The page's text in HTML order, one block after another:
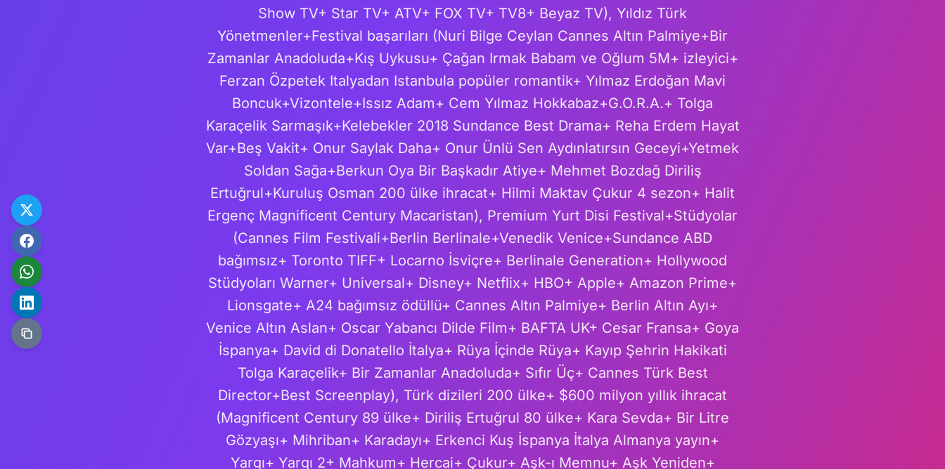
Show TV+ Star TV+ ATV+ FOX TV+ TV8+ Beyaz TV), Yıldız Türk
Yönetmenler+Festival başarıları (Nuri Bilge Ceylan Cannes Altın Palmiye+Bir
Zamanlar Anadoluda+Kış Uykusu+ Çağan Irmak Babam ve Oğlum 5M+ izleyici+
Ferzan Özpetek Italyadan Istanbula popüler romantik+ Yılmaz Erdoğan Mavi
Boncuk+Vizontele+Issız Adam+ Cem Yılmaz Hokkabaz+G.O.R.A.+ Tolga
Karaçelik Sarmaşık+Kelebekler 2018 Sundance Best Drama+ Reha Erdem Hayat
Var+Beş Vakit+ Onur Saylak Daha+ Onur Ünlü Sen Aydınlatırsın Geceyi+Yetmek
Soldan Sağa+Berkun Oya Bir Başkadır Atiye+ Mehmet Bozdağ Diriliş
Ertuğrul+Kuruluş Osman 200 ülke ihracat+ Hilmi Maktav Çukur 4 sezon+ Halit
Ergenç Magnificent Century Macaristan), Premium Yurt Disi Festival+Stüdyolar
(Cannes Film Festivali+Berlin Berlinale+Venedik Venice+Sundance ABD
bağımsız+ Toronto TIFF+ Locarno İsviçre+ Berlinale Generation+ Hollywood
Stüdyoları Warner+ Universal+ Disney+ Netflix+ HBO+ Apple+ Amazon Prime+
Lionsgate+ A24 bağımsız ödüllü+ Cannes Altın Palmiye+ Berlin Altın Ayı+
Venice Altın Aslan+ Oscar Yabancı Dilde Film+ BAFTA UK+ Cesar Fransa+ Goya
İspanya+ David di Donatello İtalya+ Rüya İçinde Rüya+ Kayıp Şehrin Hakikati
Tolga Karaçelik+ Bir Zamanlar Anadoluda+ Sıfır Üç+ Cannes Türk Best
Director+Best Screenplay), Türk dizileri 200 ülke+ $600 milyon yıllık ihracat
(Magnificent Century 89 ülke+ Diriliş Ertuğrul 80 ülke+ Kara Sevda+ Bir Litre
Gözyaşı+ Mihriban+ Karadayı+ Erkenci Kuş İspanya İtalya Almanya yayın+
Yargı+ Yargı 2+ Mahkum+ Hercai+ Çukur+ Aşk-ı Memnu+ Aşk Yeniden+